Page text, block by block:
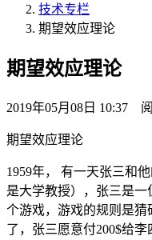
技术专栏
期望效应理论
期望效应理论
2019年05月08日 10:37
期望效应理论
1959年， 有一天张三和
是大学教授），张三是
个游戏，游戏的规则是
了，张三愿意付200$给